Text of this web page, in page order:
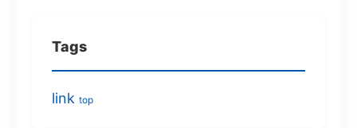
Tags
link top